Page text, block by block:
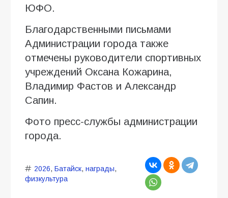
ЮФО.
Благодарственными письмами
Администрации города также
отмечены руководители спортивных
учреждений Оксана Кожарина,
Владимир Фастов и Александр
Сапин.
Фото пресс-службы администрации
города.
2026, Батайск, награды,
физкультура